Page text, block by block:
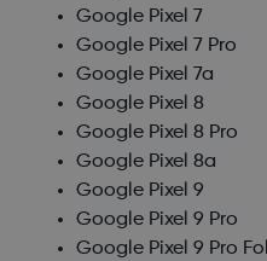
Google Pixel 7
Google Pixel 7 Pro
Google Pixel 7a
Google Pixel 8
Google Pixel 8 Pro
Google Pixel 8a
Google Pixel 9
Google Pixel 9 Pro
Google Pixel 9 Pro